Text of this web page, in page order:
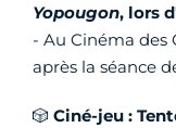
Yopougon, lors
- Au Cinéma des
après la séance
🎲 Ciné-jeu :